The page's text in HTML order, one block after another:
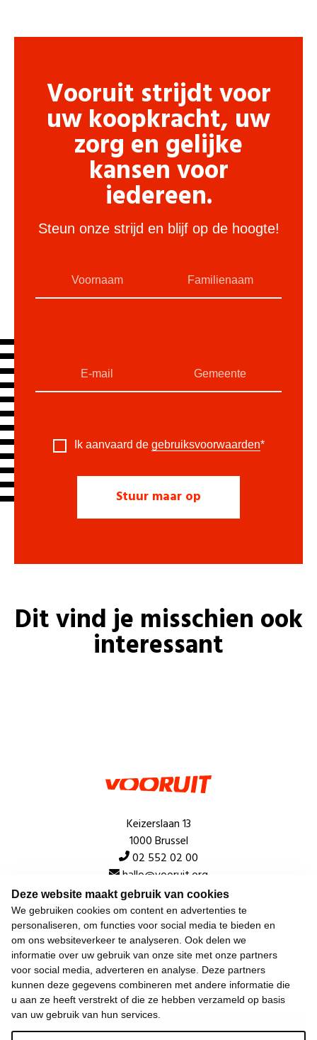
Deze website maakt gebruik van cookies
We gebruiken cookies om content en advertenties te
personaliseren, om functies voor social media te bieden en
om ons websiteverkeer te analyseren. Ook delen we
informatie over uw gebruik van onze site met onze partners
voor social media, adverteren en analyse. Deze partners
kunnen deze gegevens combineren met andere informatie die
u aan ze heeft verstrekt of die ze hebben verzameld op basis
van uw gebruik van hun services.
Vooruit strijdt voor
uw koopkracht, uw
zorg en gelijke
kansen voor
iedereen.
Steun onze strijd en blijf op de hoogte!
Ik aanvaard de gebruiksvoorwaarden*
Dit vind je misschien ook
interessant
Keizerslaan 13
1000 Brussel
02 552 02 00
hallo@vooruit.org
Snel
Over de beweging
Algemeen
Laatste nieuws